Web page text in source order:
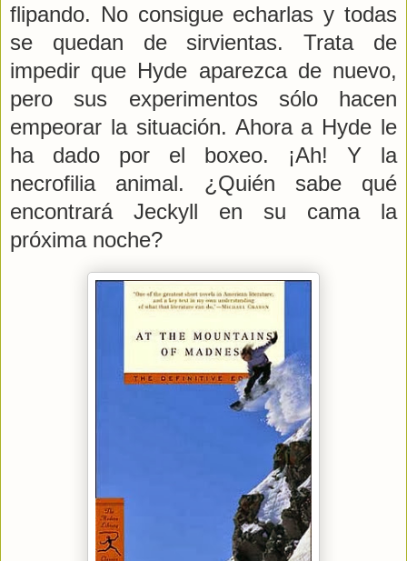
flipando. No consigue echarlas y todas
se quedan de sirvientas. Trata de
impedir que Hyde aparezca de nuevo,
pero sus experimentos sólo hacen
empeorar la situación. Ahora a Hyde le
ha dado por el boxeo. ¡Ah! Y la
necrofilia animal. ¿Quién sabe qué
encontrará Jeckyll en su cama la
próxima noche?